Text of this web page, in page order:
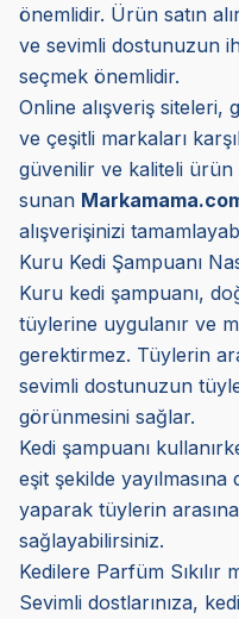
önemlidir. Ürün satın
ve sevimli dostunuzun
seçmek önemlidir.
Online alışveriş
ve çeşitli markaları
güvenilir ve kaliteli ürün
sunan
alışverişinizi
Kuru Kedi Şampuanı
Kuru kedi şampuanı,
tüylerine uygulanır ve
gerektirmez. Tüylerin
sevimli dostunuzun
görünmesini sağlar.
Kedi şampuanı
eşit şekilde
yaparak tüylerin
sağlayabilirsiniz.
Kedilere Parfüm Sıkılır
Sevimli dostlarınıza,